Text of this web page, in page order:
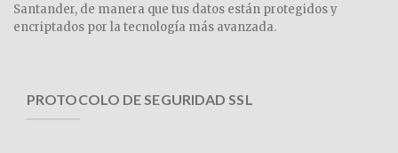
Santander, de manera que tus datos están protegidos y
encriptados por la tecnología más avanzada.
PROTOCOLO DE SEGURIDAD SSL